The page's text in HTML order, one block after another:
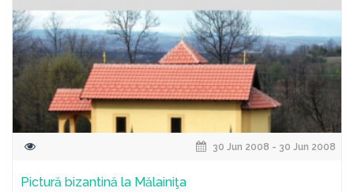
30 Jun 2008 - 30 Jun 2008
Pictură bizantină la Mălainiţa